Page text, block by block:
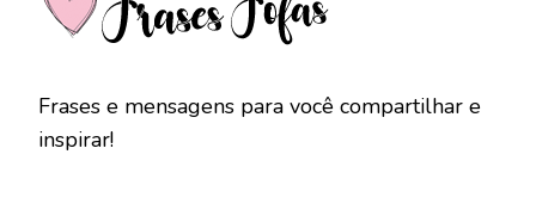
Frases e mensagens para você compartilhar e
inspirar!